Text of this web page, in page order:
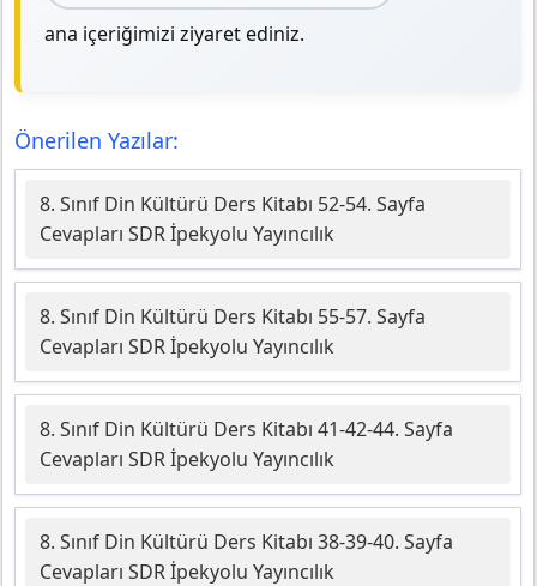
ana içeriğimizi ziyaret ediniz.
Önerilen Yazılar:
8. Sınıf Din Kültürü Ders Kitabı 52-54. Sayfa
Cevapları SDR İpekyolu Yayıncılık
8. Sınıf Din Kültürü Ders Kitabı 55-57. Sayfa
Cevapları SDR İpekyolu Yayıncılık
8. Sınıf Din Kültürü Ders Kitabı 41-42-44. Sayfa
Cevapları SDR İpekyolu Yayıncılık
8. Sınıf Din Kültürü Ders Kitabı 38-39-40. Sayfa
Cevapları SDR İpekyolu Yayıncılık